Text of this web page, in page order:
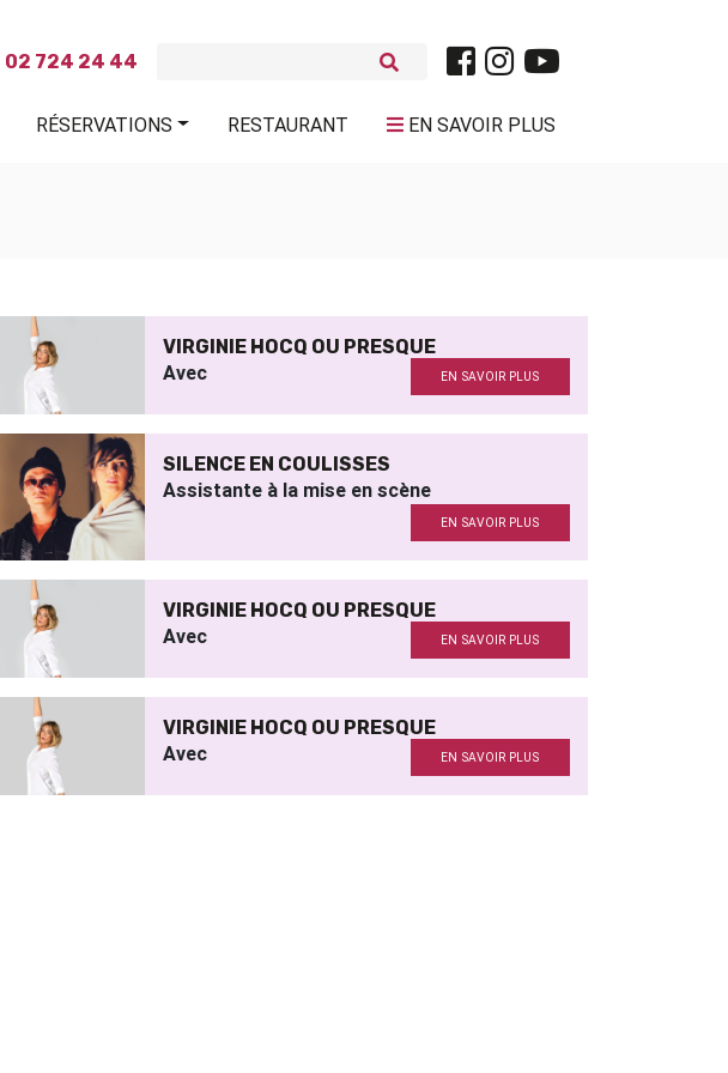
02 724 24 44
RÉSERVATIONS RESTAURANT EN SAVOIR PLUS
VIRGINIE HOCQ OU PRESQUE
Avec EN SAVOIR PLUS
SILENCE EN COULISSES
Assistante à la mise en scène
EN SAVOIR PLUS
VIRGINIE HOCQ OU PRESQUE
Avec EN SAVOIR PLUS
VIRGINIE HOCQ OU PRESQUE
Avec EN SAVOIR PLUS